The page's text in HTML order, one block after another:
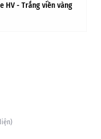
HV - Trắng viền vàng